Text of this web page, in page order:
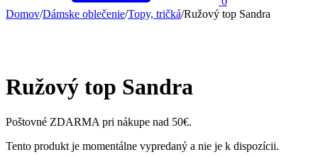
Domov/Dámske oblečenie/Topy, tričká/Ružový top Sandra
Ružový top Sandra
Poštovné ZDARMA pri nákupe nad 50€.
Tento produkt je momentálne vypredaný a nie je k dispozícii.